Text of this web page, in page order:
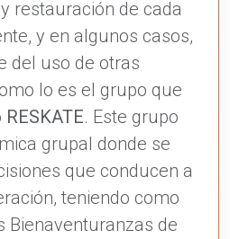
restauración de cada
y en algunos casos,
del uso de otras
lo es el grupo que
RESKATE. Este grupo
grupal donde se
que conducen a
teniendo como
Bienaventuranzas de